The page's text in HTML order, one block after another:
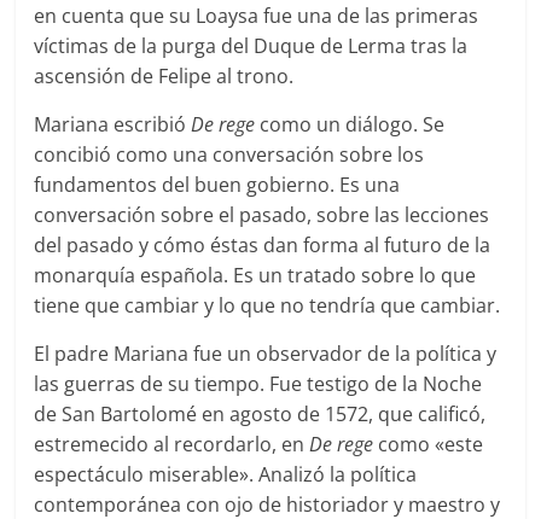
en cuenta que su Loaysa fue una de las primeras
víctimas de la purga del Duque de Lerma tras la
ascensión de Felipe al trono.
Mariana escribióDe rege como un diálogo. Se
concibió como una conversación sobre los
fundamentos del buen gobierno. Es una
conversación sobre el pasado, sobre las lecciones
del pasado y cómo éstas dan forma al futuro de la
monarquía española. Es un tratado sobre lo que
tiene que cambiar y lo que no tendría que cambiar.
El padre Mariana fue un observador de la política y
las guerras de su tiempo. Fue testigo de la Noche
de San Bartolomé en agosto de 1572, que calificó,
estremecido al recordarlo, enDe rege como «este
espectáculo miserable». Analizó la política
contemporánea con ojo de historiador y maestro y